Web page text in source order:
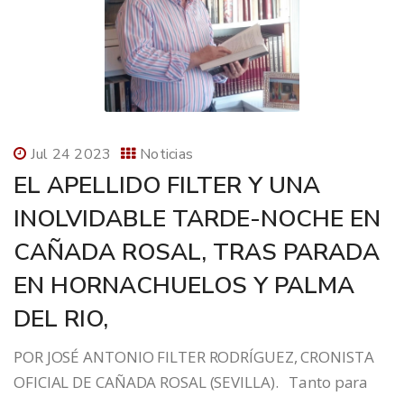
Jul 24 2023 Noticias
EL APELLIDO FILTER Y UNA
INOLVIDABLE TARDE-NOCHE EN
CAÑADA ROSAL, TRAS PARADA
EN HORNACHUELOS Y PALMA
DEL RIO,
POR JOSÉ ANTONIO FILTER RODRÍGUEZ, CRONISTA
OFICIAL DE CAÑADA ROSAL (SEVILLA). Tanto para